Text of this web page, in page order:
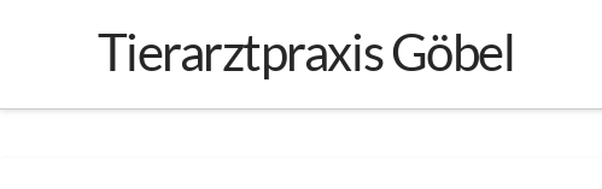
Tierarztpraxis Göbel